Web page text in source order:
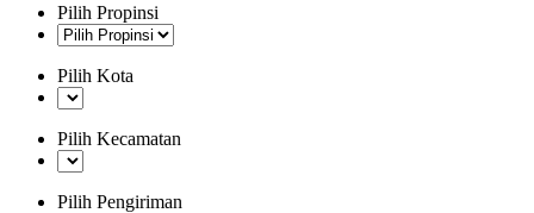
Pilih Propinsi
Pilih Kota
Pilih Kecamatan
Pilih Pengiriman